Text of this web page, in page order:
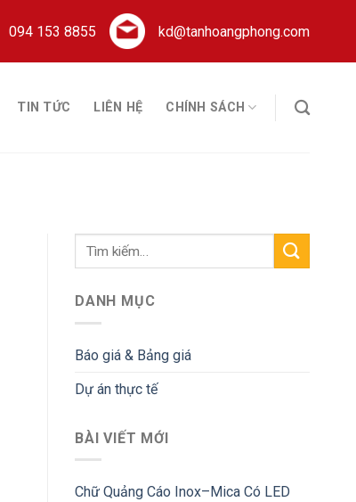
094 153 8855 kd@tanhoangphong.com
TIN TỨC LIÊN HỆ CHÍNH SÁCH
DANH MỤC
Báo giá & Bảng giá
Dự án thực tế
BÀI VIẾT MỚI
Chữ Quảng Cáo Inox–Mica Có LED